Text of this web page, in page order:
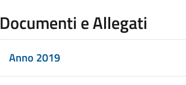
Documenti e Allegati
Anno 2019